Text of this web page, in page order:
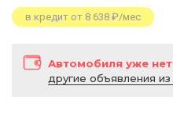
в кредит от 8 638 ₽/мес
Автомобиля уже
другие объявления из